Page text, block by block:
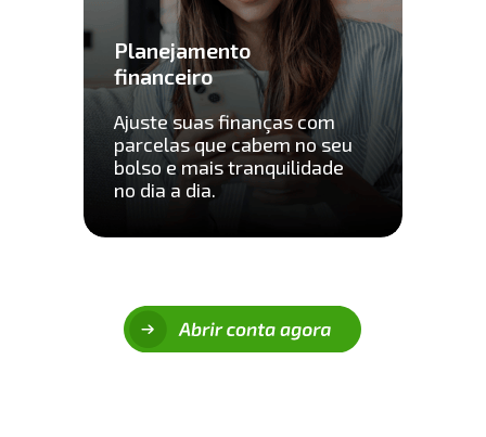
Planejamento
financeiro
Ajuste suas finanças com
parcelas que cabem no seu
bolso e mais tranquilidade
no dia a dia.